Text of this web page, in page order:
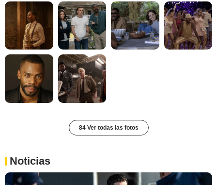
84 Ver todas las fotos
Noticias